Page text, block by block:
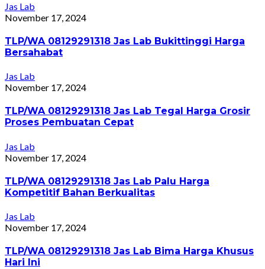
Jas Lab
November 17, 2024
TLP/WA 08129291318 Jas Lab Bukittinggi Harga
Bersahabat
Jas Lab
November 17, 2024
TLP/WA 08129291318 Jas Lab Tegal Harga Grosir
Proses Pembuatan Cepat
Jas Lab
November 17, 2024
TLP/WA 08129291318 Jas Lab Palu Harga
Kompetitif Bahan Berkualitas
Jas Lab
November 17, 2024
TLP/WA 08129291318 Jas Lab Bima Harga Khusus
Hari Ini